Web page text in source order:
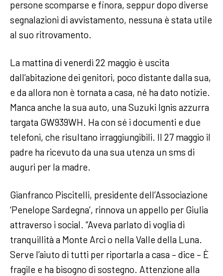
persone scomparse e finora, seppur dopo diverse
segnalazioni di avvistamento, nessuna è stata utile
al suo ritrovamento.
La mattina di venerdì 22 maggio è uscita
dall’abitazione dei genitori, poco distante dalla sua,
e da allora non è tornata a casa, né ha dato notizie.
Manca anche la sua auto, una Suzuki Ignis azzurra
targata GW939WH. Ha con sé i documenti e due
telefoni, che risultano irraggiungibili. Il 27 maggio il
padre ha ricevuto da una sua utenza un sms di
auguri per la madre.
Gianfranco Piscitelli, presidente dell’Associazione
‘Penelope Sardegna’, rinnova un appello per Giulia
attraverso i social. “Aveva parlato di voglia di
tranquillità a Monte Arci o nella Valle della Luna.
Serve l’aiuto di tutti per riportarla a casa – dice – È
fragile e ha bisogno di sostegno. Attenzione alla